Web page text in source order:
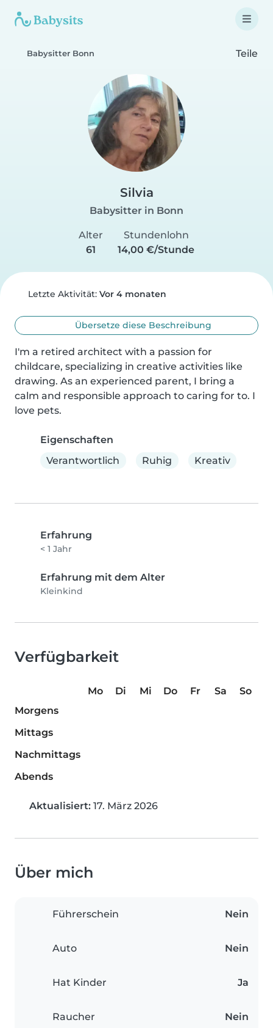
Babysitter Bonn Teile
Silvia
Babysitter in Bonn
Alter
61
Stundenlohn
14,00 €/Stunde
Letzte Aktivität: Vor 4 monaten
Übersetze diese Beschreibung
I'm a retired architect with a passion for
childcare, specializing in creative activities like
drawing. As an experienced parent, I bring a
calm and responsible approach to caring for to. I
love pets.
Eigenschaften
Verantwortlich
Ruhig Kreativ
Erfahrung
< 1 Jahr
Erfahrung mit dem Alter
Kleinkind
Verfügbarkeit
Mo Di Mi Do Fr Sa
So
Morgens
Mittags
Nachmittags
Abends
Aktualisiert: 17. März 2026
Über mich
Führerschein Nein
Auto Nein
Hat Kinder Ja
Raucher Nein